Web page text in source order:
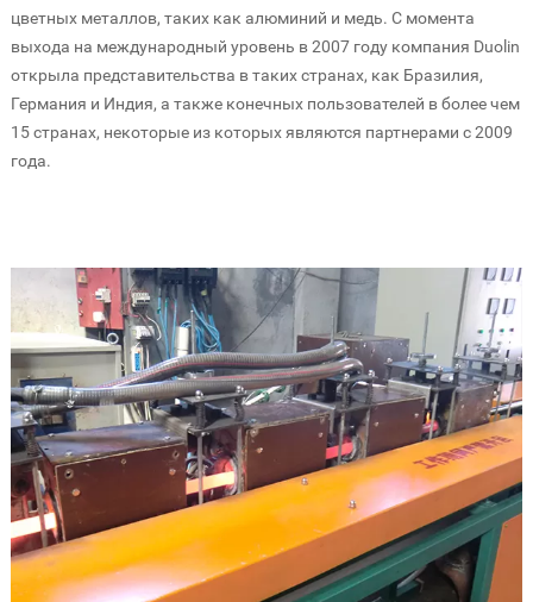
цветных металлов, таких как алюминий и медь. С момента
выхода на международный уровень в 2007 году компания Duolin
открыла представительства в таких странах, как Бразилия,
Германия и Индия, а также конечных пользователей в более чем
15 странах, некоторые из которых являются партнерами с 2009
года.